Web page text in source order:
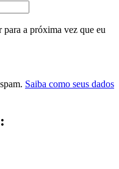
para a próxima vez que eu
Saiba como seus dados